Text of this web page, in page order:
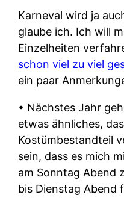
Karneval wird ja
glaube ich. Ich will
Einzelheiten
schon viel zu viel
ein paar
• Nächstes Jahr
etwas ähnliches,
Kostümbestandteil
sein, dass es mich
am Sonntag Abend
bis Dienstag Abend